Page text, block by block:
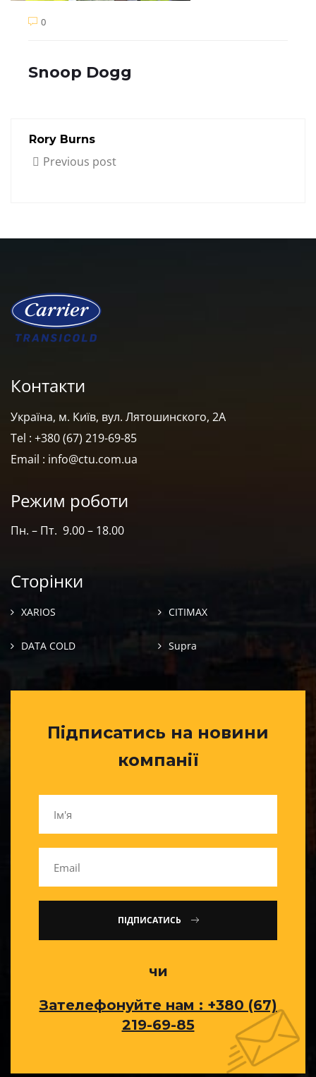
0
Snoop Dogg
Rory Burns
Previous post
Контакти
Україна, м. Київ, вул. Лятошинского, 2А
Tel : +380 (67) 219-69-85
Email : info@ctu.com.ua
Режим роботи
Пн. – Пт. 9.00 – 18.00
Сторінки
XARIOS CITIMAX
DATA COLD Supra
Підписатись на новини
компанії
ПІДПИСАТИСЬ
чи
Зателефонуйте нам : +380 (67)
219-69-85